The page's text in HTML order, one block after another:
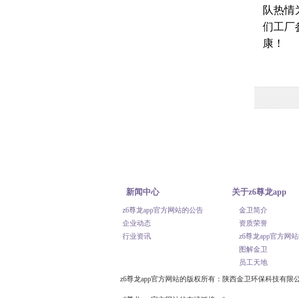
队热
们工厂
康！
新闻中心
z6尊龙app官方网站的公告
企业动态
行业资讯
关于z6尊龙app
金卫简介
资质荣誉
z6尊龙app官方网
图解金卫
员工天地
z6尊龙app官方网站的版权所有：陕西金卫环保科技有限